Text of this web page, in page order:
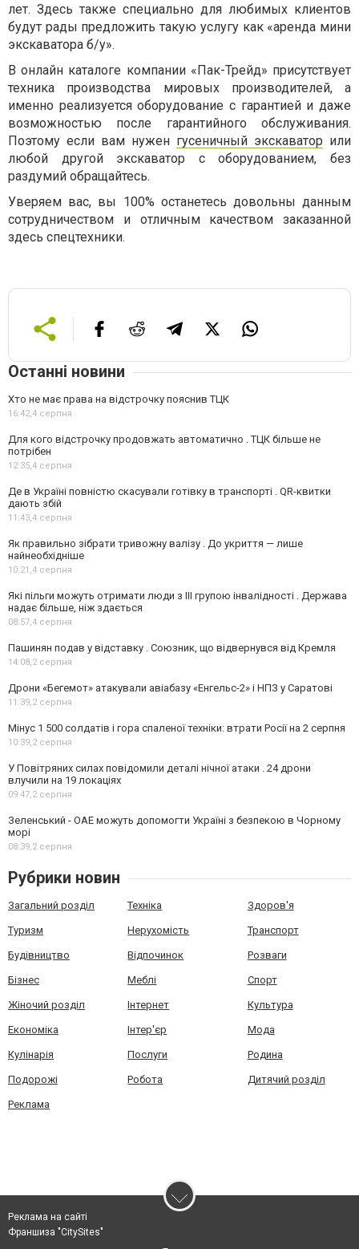
лет. Здесь также специально для любимых клиентов
будут рады предложить такую услугу как «аренда мини
экскаватора б/у».
В онлайн каталоге компании «Пак-Трейд» присутствует
техника производства мировых производителей, а
именно реализуется оборудование с гарантией и даже
возможностью после гарантийного обслуживания.
Поэтому если вам нужен гусеничный экскаватор или
любой другой экскаватор с оборудованием, без
раздумий обращайтесь.
Уверяем вас, вы 100% останетесь довольны данным
сотрудничеством и отличным качеством заказанной
здесь спецтехники.
Останні новини
Хто не має права на відстрочку пояснив ТЦК
16:42,4 серпня
Для кого відстрочку продовжать автоматично . ТЦК більше не
потрібен
12:35,4 серпня
Де в Україні повністю скасували готівку в транспорті . QR-квитки
дають збій
11:43,4 серпня
Як правильно зібрати тривожну валізу . До укриття — лише
найнеобхідніше
10:21,4 серпня
Які пільги можуть отримати люди з III групою інвалідності . Держава
надає більше, ніж здається
08:57,4 серпня
Пашинян подав у відставку . Союзник, що відвернувся від Кремля
14:08,2 серпня
Дрони «Бегемот» атакували авіабазу «Енгельс-2» і НПЗ у Саратові
11:39,2 серпня
Мінус 1 500 солдатів і гора спаленої техніки: втрати Росії на 2 серпня
10:39,2 серпня
У Повітряних силах повідомили деталі нічної атаки . 24 дрони
влучили на 19 локаціях
09:47,2 серпня
Зеленський - ОАЕ можуть допомогти Україні з безпекою в Чорному
морі
08:39,2 серпня
Рубрики новин
Загальний розділ Техніка Здоров'я
Туризм Нерухомість Транспорт
Будівництво Відпочинок Розваги
Бізнес Меблі Спорт
Жіночий розділ Інтернет Культура
Економіка Інтер'єр Мода
Кулінарія Послуги Родина
Подорожі Робота Дитячий розділ
Реклама
Реклама на сайті
Франшиза "CitySites"